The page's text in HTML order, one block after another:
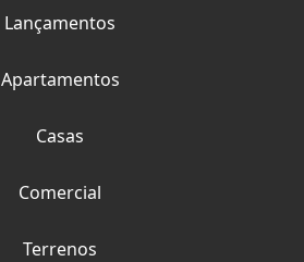
Lançamentos
Apartamentos
Casas
Comercial
Terrenos